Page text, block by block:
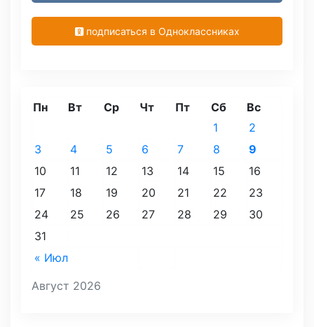
подписаться в Одноклассниках
Август 2026
Пн Вт Ср Чт Пт Сб Вс
« Июл
1
2
3
4 5 6 7 8
9
10
11 12 13 14 15
16
17
18 19 20 21 22
23
24
25 26 27 28 29
30
31